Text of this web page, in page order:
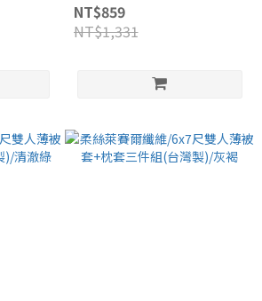
NT$859
NT$1,331